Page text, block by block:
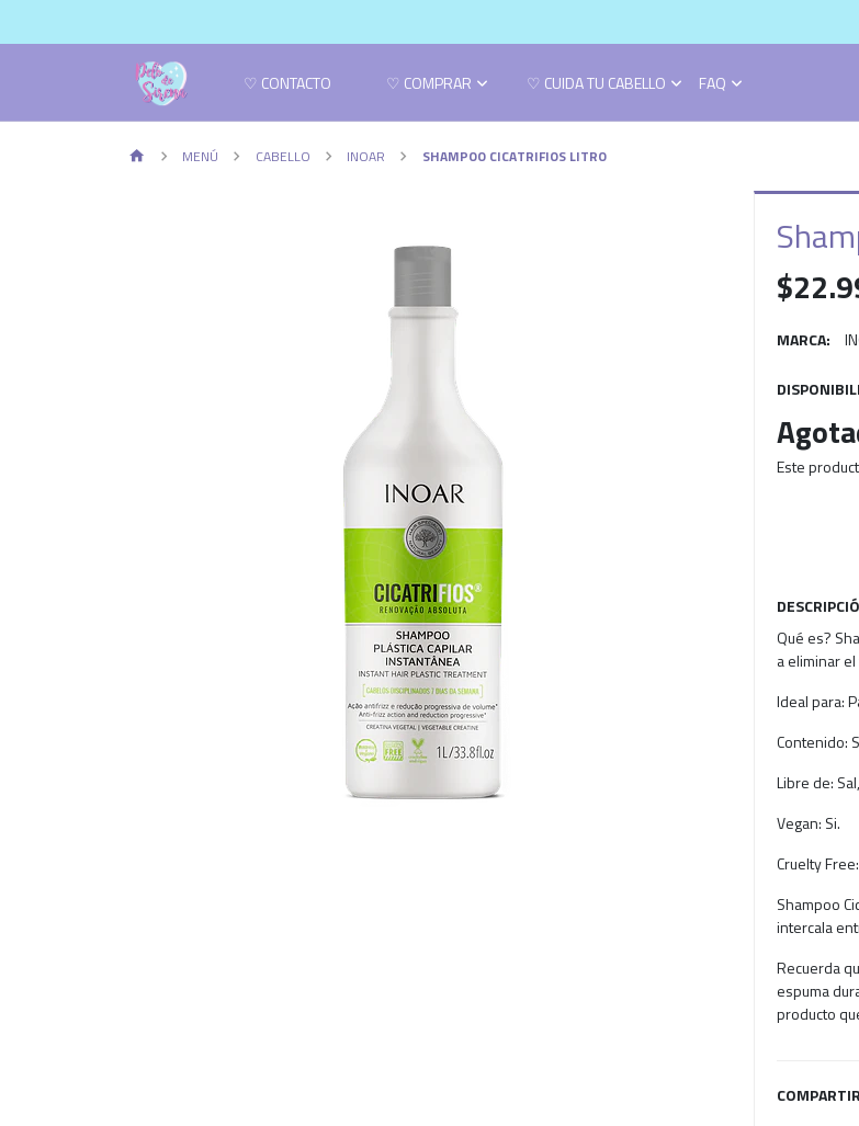
♡ CONTACTO ♡ COMPRAR ♡ CUIDA TU CABELLO FAQ
MENÚ CABELLO INOAR SHAMPOO CICATRIFIOS LITRO
MARCA:
Este
Qué es?
a eliminar
Ideal para:
Contenido:
Libre de:
Vegan: Si.
Cruelty
Shampoo
intercala
Recuerda
espuma
producto